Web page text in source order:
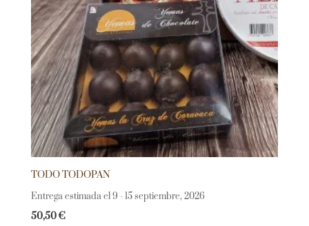
TODO TODOPAN
Entrega estimada el 9 - 15 septiembre, 2026
50,50€